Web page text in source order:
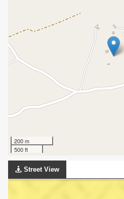
200 m
500 ft
Street View